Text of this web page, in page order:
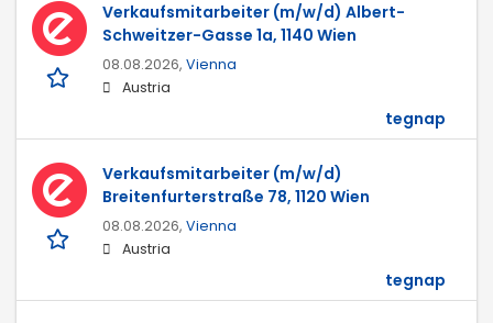
Verkaufsmitarbeiter (m/w/d) Albert-
Schweitzer-Gasse 1a, 1140 Wien
08.08.2026, Vienna
Austria
tegnap
Verkaufsmitarbeiter (m/w/d)
Breitenfurterstraße 78, 1120 Wien
08.08.2026, Vienna
Austria
tegnap